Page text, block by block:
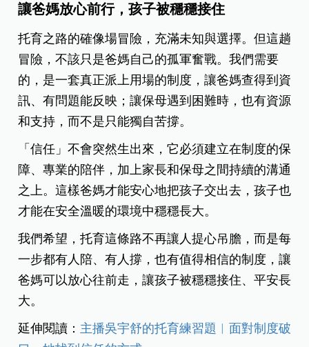
讓爸媽放心前行，孩子被穩穩接住
托育之路的確像場冒險，充滿未知與選擇。但這趟
冒險，不該只是爸媽自己的孤軍奮戰。我們需要
的，是一套真正派上用場的制度，讓爸媽查得到資
訊、有問題能反映；讓保母遇到困難時，也有資源
和支持，而不是只能獨自苦撐。
「信任」不會突然生出來，它必須建立在制度的保
障、專業的陪伴，加上家長和保母之間持續的溝通
之上。這樣爸媽才能安心地把孩子交出去，孩子也
才能在安全溫暖的環境中穩穩長大。
我們希望，托育這條路不再讓人提心吊膽，而是每
一步都有人陪、有人撐，也有值得相信的制度，讓
爸媽可以放心往前走，讓孩子被穩穩接住、平安長
大。
延伸閱讀： 主播吳宇舒的托育練習題︱面對制度破